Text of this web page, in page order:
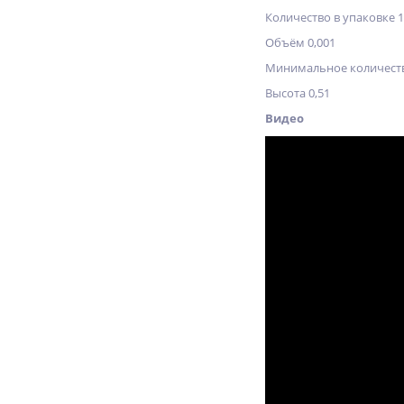
Количество в упаковке
Объём 0,001
Минимальное
Высота 0,51
Видео